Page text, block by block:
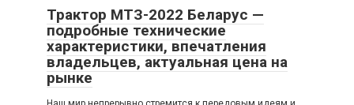
Трактор МТЗ-2022 Беларус —
подробные технические
характеристики, впечатления
владельцев, актуальная цена на
рынке